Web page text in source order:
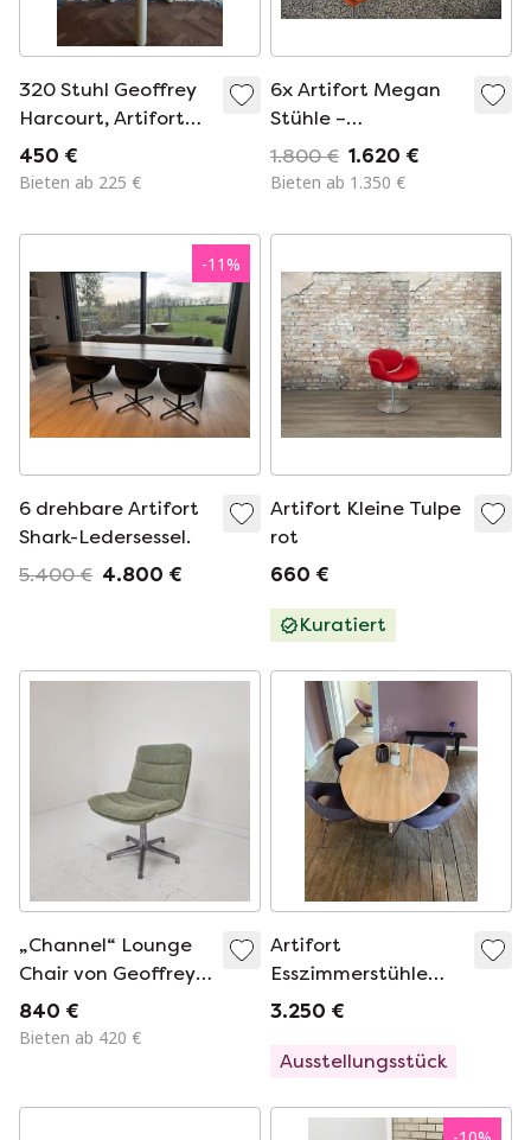
320 Stuhl Geoffrey
Harcourt, Artifort
Niederlande 70er
Jahre
450 €
Bieten ab 225 €
6x Artifort Megan
Stühle –
Designklassiker
1.800 € 1.620 €
Bieten ab 1.350 €
-11%
6 drehbare Artifort
Shark-Ledersessel.
5.400 € 4.800 €
Artifort Kleine Tulpe
rot
660 €
Kuratiert
„Channel“ Lounge
Chair von Geoffrey
Harcourt für
Artifort, 1960er — 5
840 €
Bieten ab 420 €
Artifort
Esszimmerstühle
'Shark' Satz von 4 -
3.250 €
Ausstellungsstück